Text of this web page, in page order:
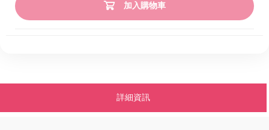
加入購物車
詳細資訊